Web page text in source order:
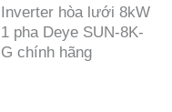
Inverter hòa lưới 8kW
1 pha Deye SUN-8K-
G chính hãng